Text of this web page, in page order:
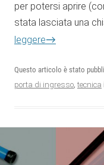
per potersi aprire
stata lasciata una
leggere→
Questo articolo è stato
porta di ingresso, tecnica